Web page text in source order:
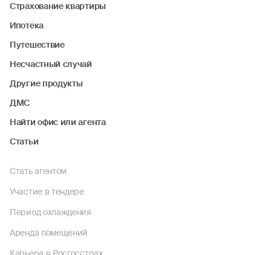
Страхование квартиры
Ипотека
Путешествие
Несчастный случай
Другие продукты
ДМС
Найти офис или агента
Статьи
Стать агентом
Участие в тендере
Период охлаждения
Аренда помещений